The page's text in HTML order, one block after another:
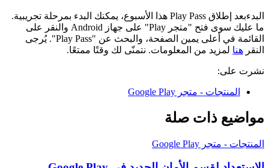
البدءبعد إطلاق Play Pass هذا الأسبوع، يمكنك البدء بمرحلة تجريبية.
ما عليك سوى فتح "متجر Play" على جهاز Android والنقر على
القائمة في أعلى يمين الصفحة، والبحث عن "Play Pass". يُرجى
النقر هنا لمزيد من المعلومات. نتمنّى لك وقتًا ممتعًا.
نشرت على:
المنتجات - متجر Google Play
مواضيع ذات صلة
المنتجات - متجر Google Play